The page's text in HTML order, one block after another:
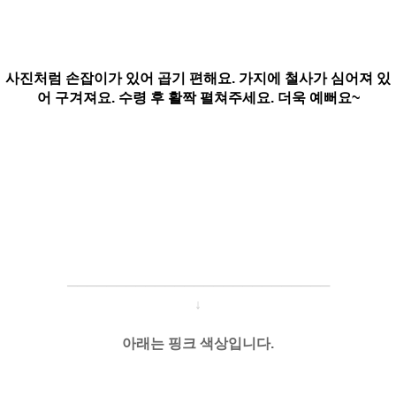
사진처럼 손잡이가 있어 곱기 편해요. 가지에 철사가 심어져 있
어 구겨져요. 수령 후 활짝 펼쳐주세요. 더욱 예뻐요~
───────────────────────────
↓
아래는 핑크 색상입니다.